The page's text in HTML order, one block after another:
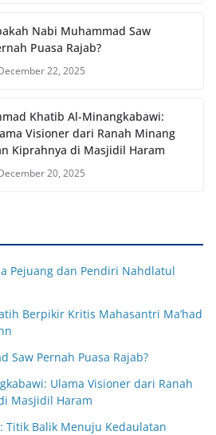
Nabi Muhammad Saw
Puasa Rajab?
22, 2025
Khatib Al-Minangkabawi:
Visioner dari Ranah Minang
Kiprahnya di Masjidil Haram
20, 2025
Pejuang dan Pendiri Nahdlatul
Berpikir Kritis Mahasantri Ma’had
Saw Pernah Puasa Rajab?
Ulama Visioner dari Ranah
Masjidil Haram
Titik Balik Menuju Kedaulatan